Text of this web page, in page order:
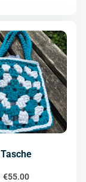
Tasche
€55.00